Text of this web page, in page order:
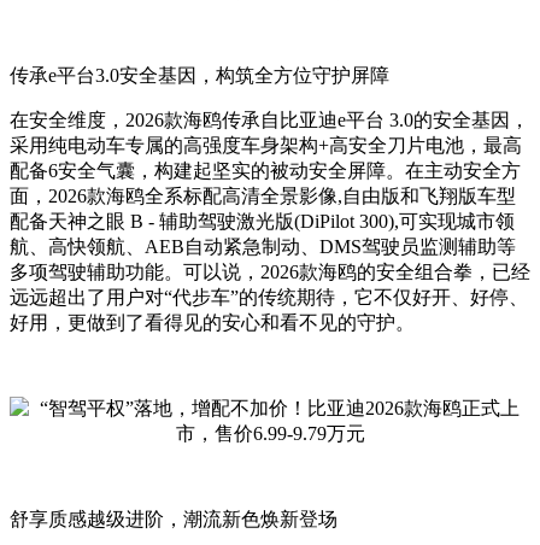
传承e平台3.0安全基因，构筑全方位守护屏障
在安全维度，2026款海鸥传承自比亚迪e平台 3.0的安全基因，
采用纯电动车专属的高强度车身架构+高安全刀片电池，最高
配备6安全气囊，构建起坚实的被动安全屏障。在主动安全方
面，2026款海鸥全系标配高清全景影像,自由版和飞翔版车型
配备天神之眼 B - 辅助驾驶激光版(DiPilot 300),可实现城市领
航、高快领航、AEB自动紧急制动、DMS驾驶员监测辅助等
多项驾驶辅助功能。可以说，2026款海鸥的安全组合拳，已经
远远超出了用户对“代步车”的传统期待，它不仅好开、好停、
好用，更做到了看得见的安心和看不见的守护。
舒享质感越级进阶，潮流新色焕新登场